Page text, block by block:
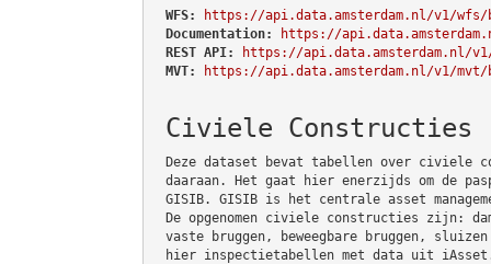
WFS:
https://api.data.amsterdam.nl/v1/wfs/
Documentation:
https://
REST API:
https://api.data.amsterdam.nl/
MVT:
https://api.data.amsterdam.nl/v1/mvt/
Civiele Constructies
Deze dataset bevat tabellen over civiele
daaraan. Het gaat hier enerzijds om de
GISIB. GISIB is het centrale asset
De opgenomen civiele constructies zijn:
vaste bruggen, beweegbare bruggen,
hier inspectietabellen met data uit